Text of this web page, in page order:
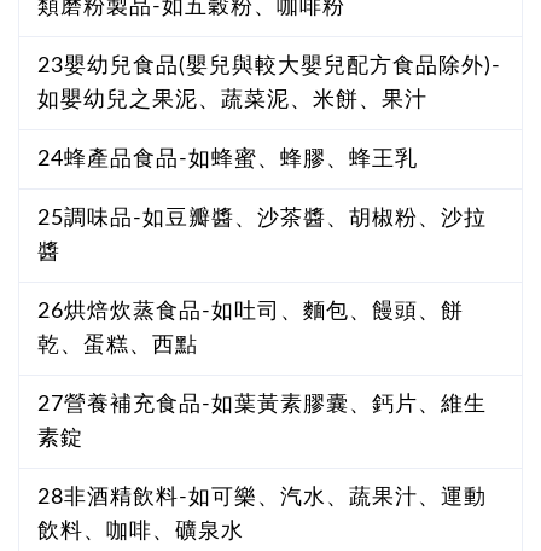
類磨粉製品-如五穀粉、咖啡粉
23嬰幼兒食品(嬰兒與較大嬰兒配方食品除外)-
如嬰幼兒之果泥、蔬菜泥、米餅、果汁
24蜂產品食品-如蜂蜜、蜂膠、蜂王乳
25調味品-如豆瓣醬、沙茶醬、胡椒粉、沙拉
醬
26烘焙炊蒸食品-如吐司、麵包、饅頭、餅
乾、蛋糕、西點
27營養補充食品-如葉黃素膠囊、鈣片、維生
素錠
28非酒精飲料-如可樂、汽水、蔬果汁、運動
飲料、咖啡、礦泉水